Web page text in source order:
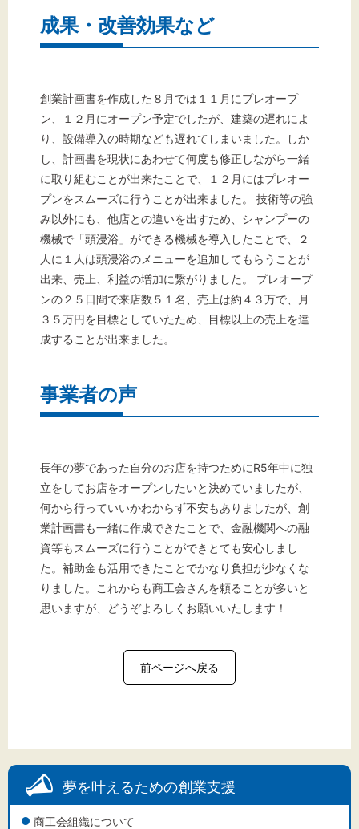
夢を叶えるための創業支援
商工会組織について
成果・改善効果など
創業計画書を作成した８月では１１月にプレオープ
ン、１２月にオープン予定でしたが、建築の遅れによ
り、設備導入の時期なども遅れてしまいました。しか
し、計画書を現状にあわせて何度も修正しながら一緒
に取り組むことが出来たことで、１２月にはプレオー
プンをスムーズに行うことが出来ました。 技術等の強
み以外にも、他店との違いを出すため、シャンプーの
機械で「頭浸浴」ができる機械を導入したことで、２
人に１人は頭浸浴のメニューを追加してもらうことが
出来、売上、利益の増加に繋がりました。 プレオープ
ンの２５日間で来店数５１名、売上は約４３万で、月
３５万円を目標としていたため、目標以上の売上を達
成することが出来ました。
事業者の声
長年の夢であった自分のお店を持つためにR5年中に独
立をしてお店をオープンしたいと決めていましたが、
何から行っていいかわからず不安もありましたが、創
業計画書も一緒に作成できたことで、金融機関への融
資等もスムーズに行うことができとても安心しまし
た。補助金も活用できたことでかなり負担が少なくな
りました。これからも商工会さんを頼ることが多いと
思いますが、どうぞよろしくお願いいたします！
前ページへ戻る